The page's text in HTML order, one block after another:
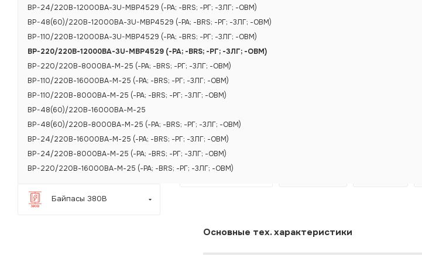
ХАРАКТЕРИСТИКИ
Основные тех. характеристики
BP-24/220В-12000ВА-3U-МВР4529 (-РА; -BRS; -РГ; -3ЛГ; -ОВМ)
BP-48(60)/220В-12000ВА-3U-МВР4529 (-РА; -BRS; -РГ; -3ЛГ; -ОВМ)
BP-110/220В-12000ВА-3U-МВР4529 (-РА; -BRS; -РГ; -3ЛГ; -ОВМ)
BP-220/220В-12000ВА-3U-МВР4529 (-РА; -BRS; -РГ; -3ЛГ; -ОВМ)
BP-220/220В-8000ВА-М-25 (-РА; -BRS; -РГ; -3ЛГ; -ОВМ)
BP-110/220В-16000ВА-М-25 (-РА; -BRS; -РГ; -3ЛГ; -ОВМ)
BP-110/220В-8000ВА-М-25 (-РА; -BRS; -РГ; -3ЛГ; -ОВМ)
BP-48(60)/220В-16000ВА-М-25
BP-48(60)/220В-8000ВА-М-25 (-РА; -BRS; -РГ; -3ЛГ; -ОВМ)
BP-24/220В-16000ВА-М-25 (-РА; -BRS; -РГ; -3ЛГ; -ОВМ)
BP-24/220В-8000ВА-М-25 (-РА; -BRS; -РГ; -3ЛГ; -ОВМ)
BP-220/220В-16000ВА-М-25 (-РА; -BRS; -РГ; -3ЛГ; -ОВМ)
Байпасы 380В